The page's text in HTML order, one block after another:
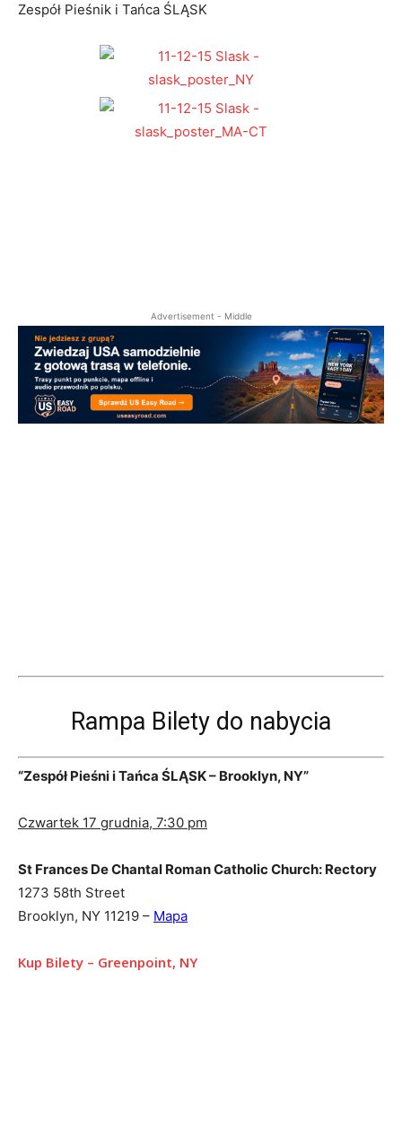
Zespół Pieśnik i Tańca ŚLĄSK
Advertisement - Middle
Rampa Bilety do nabycia
“Zespół Pieśni i Tańca ŚLĄSK – Brooklyn, NY”
Czwartek 17 grudnia, 7:30 pm
St Frances De Chantal Roman Catholic Church: Rectory
1273 58th Street
Brooklyn, NY 11219 – Mapa
Kup Bilety – Greenpoint, NY